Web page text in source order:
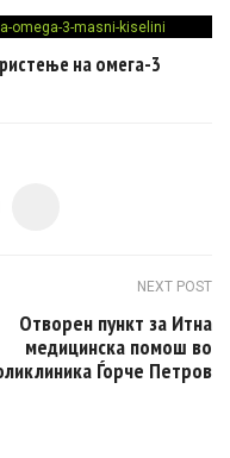
на омега-3
NEXT POST
Отворен пункт за Итна
медицинска помош во
Ѓорче Петров